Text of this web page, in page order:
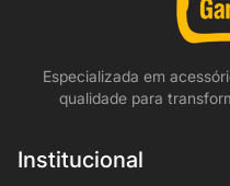
Especializada em
qualidade para
Institucional